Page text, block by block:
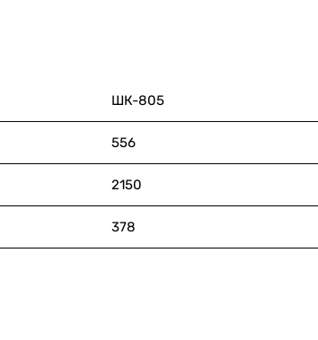
ШК-805
556
2150
378